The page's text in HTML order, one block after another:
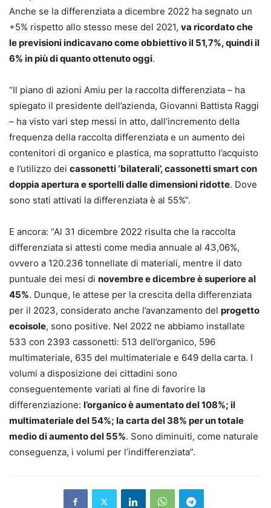
Anche se la differenziata a dicembre 2022 ha segnato un
+5% rispetto allo stesso mese del 2021, va ricordato che
le previsioni indicavano come obbiettivo il 51,7%, quindi il
6% in più di quanto ottenuto oggi.
“Il piano di azioni Amiu per la raccolta differenziata – ha
spiegato il presidente dell’azienda, Giovanni Battista Raggi
– ha visto vari step messi in atto, dall’incremento della
frequenza della raccolta differenziata e un aumento dei
contenitori di organico e plastica, ma soprattutto l’acquisto
e l’utilizzo dei cassonetti ‘bilaterali’, cassonetti smart con
doppia apertura e sportelli dalle dimensioni ridotte. Dove
sono stati attivati la differenziata è al 55%”.
E ancora: “Al 31 dicembre 2022 risulta che la raccolta
differenziata si attesti come media annuale al 43,06%,
ovvero a 120.236 tonnellate di materiali, mentre il dato
puntuale dei mesi di novembre e dicembre è superiore al
45%. Dunque, le attese per la crescita della differenziata
per il 2023, considerato anche l’avanzamento del progetto
ecoisole, sono positive. Nel 2022 ne abbiamo installate
533 con 2393 cassonetti: 513 dell’organico, 596
multimateriale, 635 del multimateriale e 649 della carta. I
volumi a disposizione dei cittadini sono
conseguentemente variati al fine di favorire la
differenziazione: l’organico è aumentato del 108%; il
multimateriale del 54%; la carta del 38% per un totale
medio di aumento del 55%. Sono diminuiti, come naturale
conseguenza, i volumi per l’indifferenziata”.